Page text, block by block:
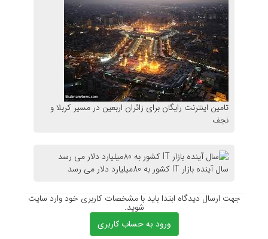
تامین اینترنت رایگان برای زائران اربعین در مسیر کربلا و
نجف
سال آینده بازار IT کشور به 80میلیارد دلار می رسد
جهت ارسال دیدگاه ابتدا باید با مشخصات کاربری خود وارد سایت
شوید.
ورود به حساب کاربری